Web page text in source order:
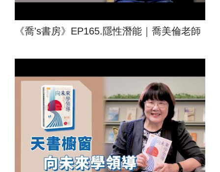
《喬's書房》EP165.隱性潛能｜喬美倫老師